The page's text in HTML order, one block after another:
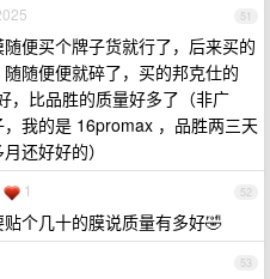
51
便买个牌子货就行了，后来买的
随便便就碎了，买的邦克仕的
，比品胜的质量好多了（非广
我的是 16promax ，品胜两三天
还好好的）
52
1
个几十的膜说质量有多好🤣
53